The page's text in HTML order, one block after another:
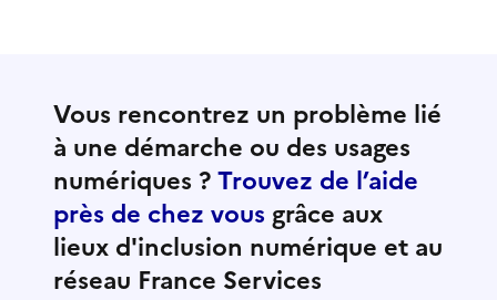
Vous rencontrez un problème lié
à une démarche ou des usages
numériques ?Trouvez de l’aide
près de chez vous grâce aux
lieux d'inclusion numérique et au
réseau France Services